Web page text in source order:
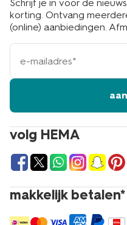
volg HEMA
makkelijk betalen*
Schrijf je in voor de
korting. Ontvang
(online) aanbiedingen.
e-
mailadres